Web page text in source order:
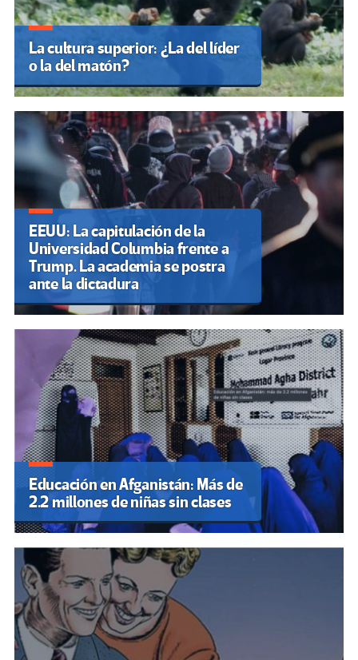
La cultura superior: ¿La del líder
o la del matón?
EEUU: La capitulación de la
Universidad Columbia frente a
Trump. La academia se postra
ante la dictadura
Educación en Afganistán: Más de
2.2 millones de niñas sin clases